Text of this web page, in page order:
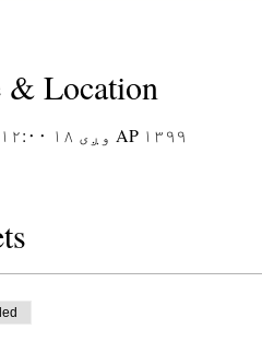
& Location
AP ۱۳۹۹ وږی ۱۸ ۱۲:۰۰ – ۱۴:۰۰